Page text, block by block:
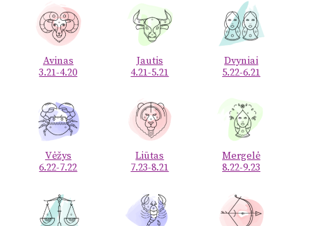
Avinas
3.21-4.20
Jautis
4.21-5.21
Dvyniai
5.22-6.21
Vėžys
6.22-7.22
Liūtas
7.23-8.21
Mergelė
8.22-9.23